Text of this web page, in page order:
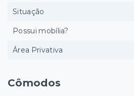
Cômodos
Situação
Possui mobília?
Área Privativa